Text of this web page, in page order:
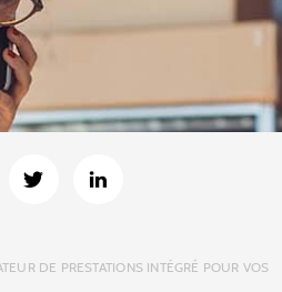
DE PRESTATIONS INTÉGRÉ POUR VOS